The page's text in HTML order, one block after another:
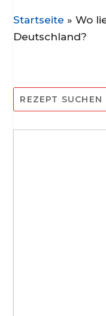
Startseite »Wo
Deutschland?